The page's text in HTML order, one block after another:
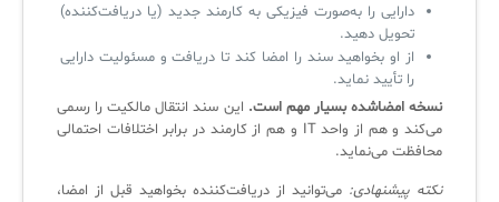
دارایی را به‌صورت فیزیکی به کارمند جدید (یا دریافت‌کننده)
تحویل دهید.
از او بخواهید سند را امضا کند تا دریافت و مسئولیت دارایی
را تأیید نماید.
نسخه امضاشده بسیار مهم است. این سند انتقال مالکیت را رسمی
می‌کند و هم از واحد IT و هم از کارمند در برابر اختلافات احتمالی
محافظت می‌نماید.
نکته پیشنهادی: می‌توانید از دریافت‌کننده بخواهید قبل از امضا،